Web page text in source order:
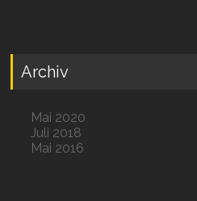
Archiv
Mai 2020
Juli 2018
Mai 2016